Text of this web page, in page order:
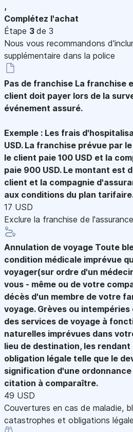
,
Complétez l'achat
Étape 3 de 3
Nous vous recommandons
supplémentaire dans la police
Pas de franchise La franchise
client doit payer lors de la
événement assuré.
Exemple : Les frais
USD. La franchise prévue par
le client paie 100 USD et la
paie 900 USD. Le montant est
client et la compagnie
aux conditions du plan
17 USD
Exclure la franchise de
Annulation de voyage Toute
condition médicale imprévue
voyager(sur ordre d'un
vous - même ou de votre
décès d'un membre de votre
voyage. Grèves ou
des services de voyage à
naturelles imprévues dans
lieu de destination, les rendant
obligation légale telle que le
signification d'une
citation à comparaître.
49 USD
Couvertures en cas de maladie,
catastrophes et obligations